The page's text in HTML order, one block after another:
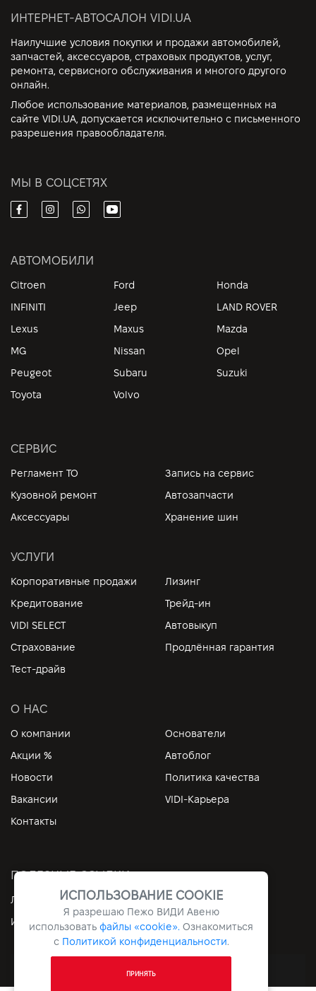
ИНТЕРНЕТ-АВТОСАЛОН VIDI.UA
Наилучшие условия покупки и продажи автомобилей,
запчастей, аксессуаров, страховых продуктов, услуг,
ремонта, сервисного обслуживания и многого другого
онлайн.
Любое использование материалов, размещенных на
сайте VIDI.UA, допускается исключительно с письменного
разрешения правообладателя.
МЫ В СОЦСЕТЯХ
АВТОМОБИЛИ
Citroen Ford
Honda
INFINITI
Jeep
LAND ROVER
Lexus
Maxus
Mazda
MG
Nissan
Opel
Peugeot
Subaru
Suzuki
Toyota
Volvo
СЕРВИС
Регламент ТО
Запись на сервис
Кузовной ремонт
Автозапчасти
Аксессуары
Хранение шин
УСЛУГИ
Корпоративные продажи
Лизинг
Кредитование
Трейд-ин
VIDI SELECT
Автовыкуп
Страхование
Продлённая гарантия
Тест-драйв
О НАС
О компании
Основатели
Акции %
Автоблог
Новости
Политика качества
Вакансии
VIDI-Карьера
Контакты
ПОЛЕЗНЫЕ ССЫЛКИ
Личный кабинет
Контакты
Информация
Архив
Все права защищены © 2026. VIDI
ИСПОЛЬЗОВАНИЕ COOKIE
Я разрешаю Пежо ВИДИ Авеню
использовать файлы «cookie». Ознакомиться
с Политикой конфиденциальности.
ПРИНЯТЬ